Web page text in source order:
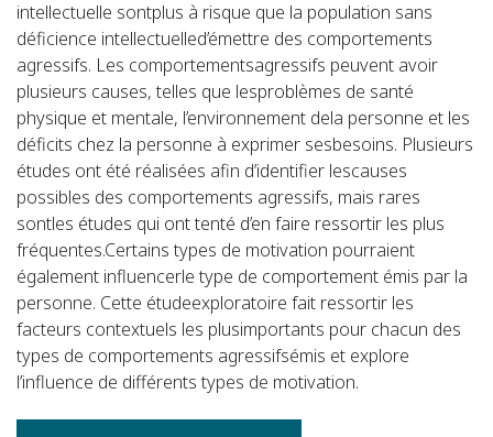
intellectuelle sontplus à risque que la population sans
déficience intellectuelled’émettre des comportements
agressifs. Les comportementsagressifs peuvent avoir
plusieurs causes, telles que lesproblèmes de santé
physique et mentale, l’environnement dela personne et les
déficits chez la personne à exprimer sesbesoins. Plusieurs
études ont été réalisées afin d’identifier lescauses
possibles des comportements agressifs, mais rares
sontles études qui ont tenté d’en faire ressortir les plus
fréquentes.Certains types de motivation pourraient
également influencerle type de comportement émis par la
personne. Cette étudeexploratoire fait ressortir les
facteurs contextuels les plusimportants pour chacun des
types de comportements agressifsémis et explore
l’influence de différents types de motivation.